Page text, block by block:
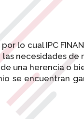
lo cual IPC
necesidades
una herencia o
se encuentran